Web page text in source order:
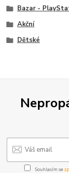
Bazar -
Akční
Dětské
Souhlasím se